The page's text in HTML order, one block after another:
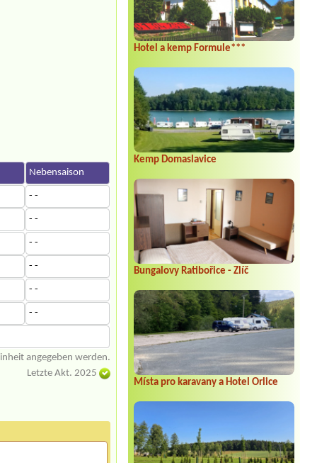
Hotel a kemp Formule***
Kemp Domaslavice
Bungalovy Ratibořice - Zlíč
Místa pro karavany a Hotel Orlice
Nebensaison
- -
- -
- -
- -
- -
- -
angegeben werden.
Letzte Akt. 2025